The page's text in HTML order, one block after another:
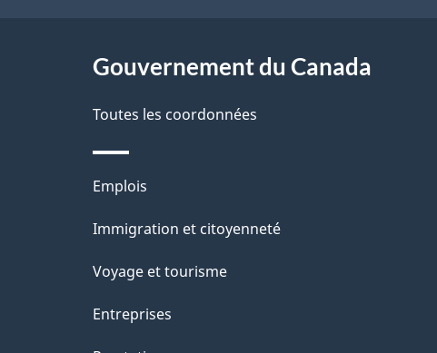
Gouvernement du Canada
Toutes les coordonnées
Thèmes
et
Emplois
Immigration et citoyenneté
Voyage et tourisme
Entreprises